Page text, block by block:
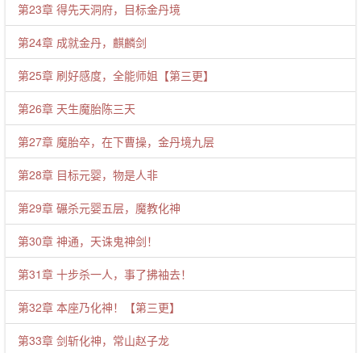
第23章 得先天洞府，目标金丹境
第24章 成就金丹，麒麟剑
第25章 刷好感度，全能师姐【第三更】
第26章 天生魔胎陈三天
第27章 魔胎卒，在下曹操，金丹境九层
第28章 目标元婴，物是人非
第29章 碾杀元婴五层，魔教化神
第30章 神通，天诛鬼神剑！
第31章 十步杀一人，事了拂袖去！
第32章 本座乃化神！【第三更】
第33章 剑斩化神，常山赵子龙